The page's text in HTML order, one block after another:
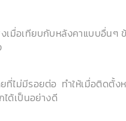
มื่อเทียบกับหลังคาแบบอื่นๆ
ที่ไม่มีรอยต่อ ทำให้เมื่อติดตั้ง
ด้เป็นอย่างดี